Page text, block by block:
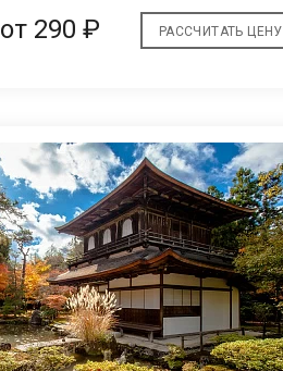
от290 ₽ РАССЧИТАТЬ ЦЕНУ